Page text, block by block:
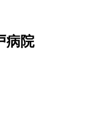
病院